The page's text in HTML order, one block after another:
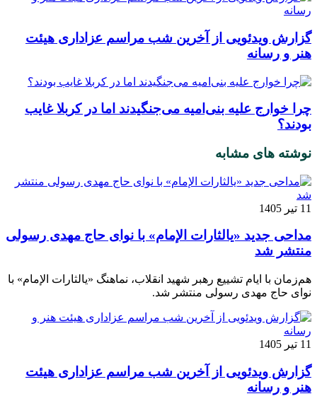
گزارش ویدئویی از آخرین شب مراسم عزاداری هیئت
هنر و رسانه
چرا خوارج علیه بنی‌امیه می‌جنگیدند اما در کربلا غایب
بودند؟
نوشته های مشابه
11 تیر 1405
مداحی جدید «یالثارات الإمام» با نوای حاج مهدی رسولی
منتشر شد
هم‌زمان با ایام تشییع رهبر شهید انقلاب، نماهنگ «یالثارات الإمام» با
نوای حاج مهدی رسولی منتشر شد.
11 تیر 1405
گزارش ویدئویی از آخرین شب مراسم عزاداری هیئت
هنر و رسانه